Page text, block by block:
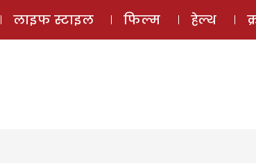
ई-मैगज़ीन
लाइफ स्टाइल फिल्म हेल्थ